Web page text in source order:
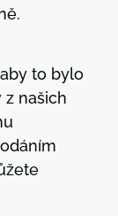
to bylo
našich